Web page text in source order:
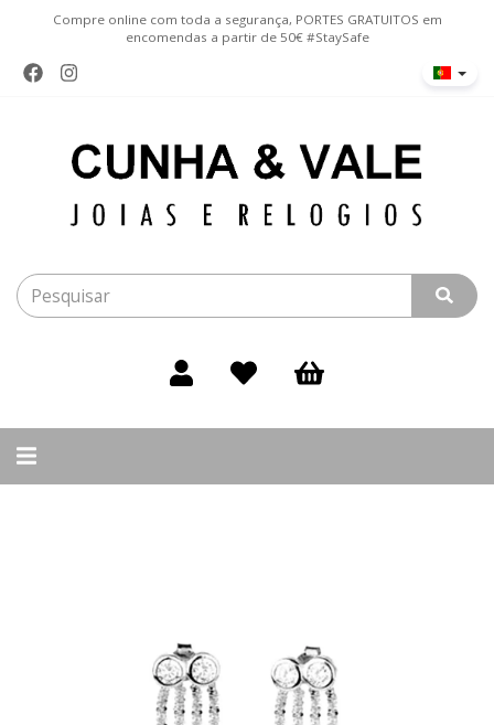
Compre online com toda a segurança, PORTES GRATUITOS em
encomendas a partir de 50€ #StaySafe
Alternar